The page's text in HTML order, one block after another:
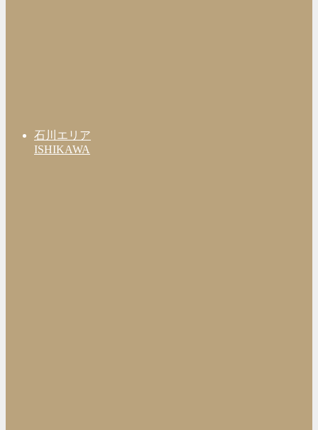
石川エリア
ISHIKAWA